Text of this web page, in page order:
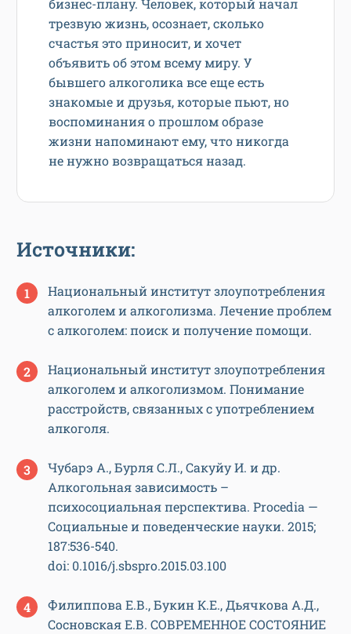
бизнес-плану. Человек, который начал
трезвую жизнь, осознает, сколько
счастья это приносит, и хочет
объявить об этом всему миру. У
бывшего алкоголика все еще есть
знакомые и друзья, которые пьют, но
воспоминания о прошлом образе
жизни напоминают ему, что никогда
не нужно возвращаться назад.
Источники:
Национальный институт злоупотребления
алкоголем и алкоголизма. Лечение проблем
с алкоголем: поиск и получение помощи.
Национальный институт злоупотребления
алкоголем и алкоголизмом. Понимание
расстройств, связанных с употреблением
алкоголя.
Чубарэ А., Бурля С.Л., Сакуйу И. и др.
Алкогольная зависимость –
психосоциальная перспектива. Procedia —
Социальные и поведенческие науки. 2015;
187:536-540.
doi: 0.1016/j.sbspro.2015.03.100
Филиппова Е.В., Букин К.Е., Дьячкова А.Д.,
Сосновская Е.В. СОВРЕМЕННОЕ СОСТОЯНИЕ